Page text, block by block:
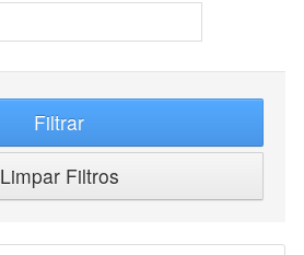
Filtrar
Limpar Filtros